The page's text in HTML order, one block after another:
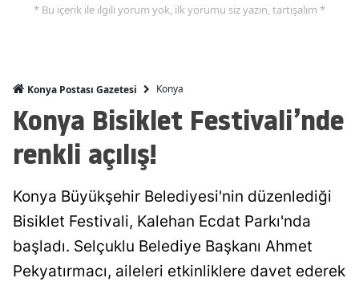
Kars
Kırklareli
Konya
Kütahya
Malatya
* Bu içerik ile ilgili yorum yok, ilk yorumu siz yazın, tartışalım *
Konya Postası Gazetesi Konya
Konya Bisiklet Festivali’nde
renkli açılış!
Konya Büyükşehir Belediyesi'nin düzenlediği
Bisiklet Festivali, Kalehan Ecdat Parkı'nda
başladı. Selçuklu Belediye Başkanı Ahmet
Pekyatırmacı, aileleri etkinliklere davet ederek